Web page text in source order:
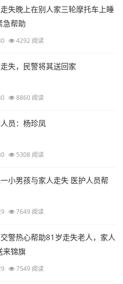
失晚上在别人家三轮摩托车上睡
急帮助
4292 阅读
失，民警将其送回家
8860 阅读
员：杨珍凤
5308 阅读
小男孩与家人走失 医护人员帮
7649 阅读
警热心帮助81岁走失老人，家人
来锦旗
7549 阅读